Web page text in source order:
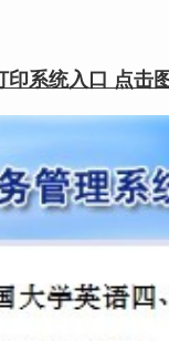
印系统入口 点击